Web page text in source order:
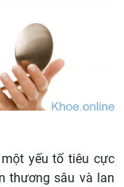
yếu tố tiêu cực
thương sâu và lan